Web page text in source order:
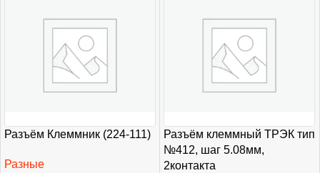
Разъём Клеммник (224-111)
Разные
Разъём клеммный ТРЭК тип
№412, шаг 5.08мм,
2контакта